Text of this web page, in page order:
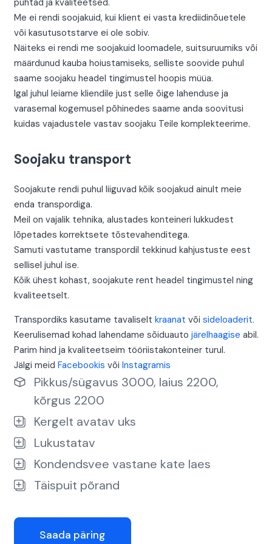
Me ei rendi soojakuid, kui klient ei vasta krediidinõuetele
või kasutusotstarve ei ole sobiv.
Näiteks ei rendi me soojakuid loomadele, suitsuruumiks või
määrdunud kauba hoiustamiseks, selliste soovide puhul
saame soojaku headel tingimustel hoopis müüa.
Igal juhul leiame kliendile just selle õige lahenduse ja
varasemal kogemusel põhinedes saame anda soovitusi
kuidas vajadustele vastav soojaku Teile komplekteerime.
Soojaku transport
Soojakute rendi puhul liiguvad kõik soojakud ainult meie
enda transpordiga.
Meil on vajalik tehnika, alustades konteineri lukkudest
lõpetades korrektsete tõstevahenditega.
Samuti vastutame transpordil tekkinud kahjustuste eest
sellisel juhul ise.
Kõik ühest kohast, soojakute rent headel tingimustel ning
kvaliteetselt.
Transpordiks kasutame tavaliselt kraanat või sideloaderit.
Keerulisemad kohad lahendame sõiduauto järelhaagise abil.
Parim hind ja kvaliteetseim tööriistakonteiner turul.
Jälgi meid Facebookis või Instagramis
Pikkus/sügavus 3000, laius 2200,
kõrgus 2200
Kergelt avatav uks
Lukustatav
Kondendsvee vastane kate laes
Täispuit põrand
Saada päring